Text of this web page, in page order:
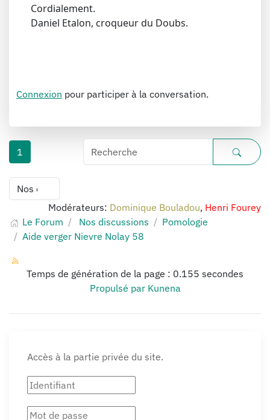
Cordialement.
Daniel Etalon, croqueur du Doubs.
Connexion pour participer à la conversation.
1
Modérateurs: Dominique Bouladou, Henri Fourey
Le Forum
Nos discussions
Pomologie
Aide verger Nievre Nolay 58
Temps de génération de la page : 0.155 secondes
Propulsé par Kunena
Accès à la partie privée du site.